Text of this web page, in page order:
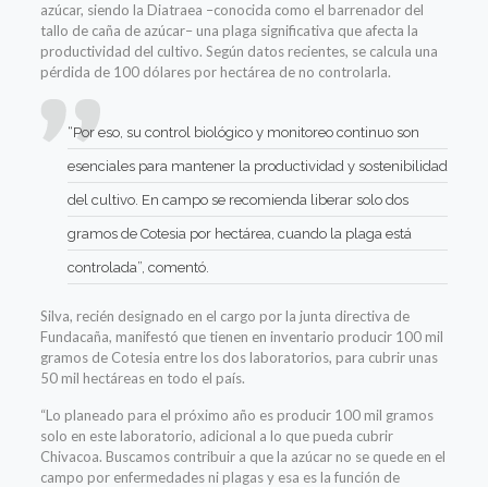
azúcar, siendo la Diatraea –conocida como el barrenador del
tallo de caña de azúcar– una plaga significativa que afecta la
productividad del cultivo. Según datos recientes, se calcula una
pérdida de 100 dólares por hectárea de no controlarla.
“Por eso, su control biológico y monitoreo continuo son
esenciales para mantener la productividad y sostenibilidad
del cultivo. En campo se recomienda liberar solo dos
gramos de Cotesia por hectárea, cuando la plaga está
controlada”, comentó.
Silva, recién designado en el cargo por la junta directiva de
Fundacaña, manifestó que tienen en inventario producir 100 mil
gramos de Cotesia entre los dos laboratorios, para cubrir unas
50 mil hectáreas en todo el país.
“Lo planeado para el próximo año es producir 100 mil gramos
solo en este laboratorio, adicional a lo que pueda cubrir
Chivacoa. Buscamos contribuir a que la azúcar no se quede en el
campo por enfermedades ni plagas y esa es la función de